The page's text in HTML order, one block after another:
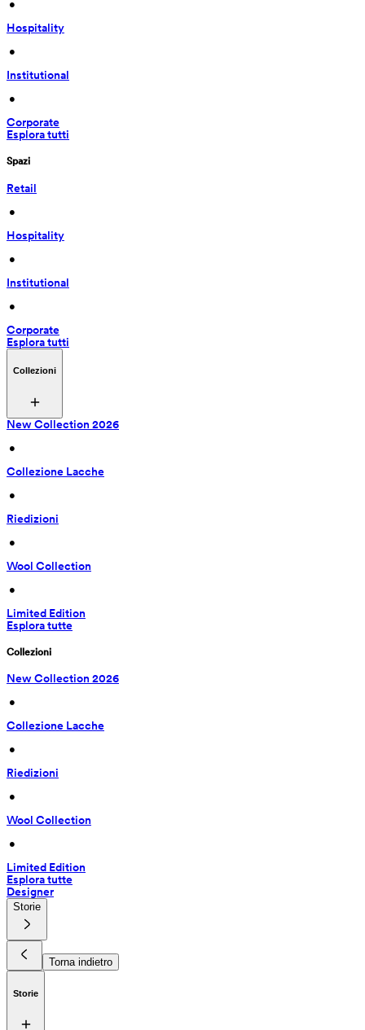
•
Hospitality
•
Institutional
•
Corporate
Esplora tutti
Spazi
Retail
•
Hospitality
•
Institutional
•
Corporate
Esplora tutti
Collezioni
New Collection 2026
•
Collezione Lacche
•
Riedizioni
•
Wool Collection
•
Limited Edition
Esplora tutte
Collezioni
New Collection 2026
•
Collezione Lacche
•
Riedizioni
•
Wool Collection
•
Limited Edition
Esplora tutte
Designer
Storie
Torna indietro
Storie